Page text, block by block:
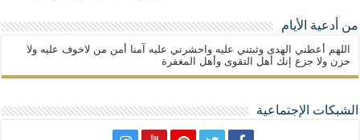
من أدعية الأيام
اللهم أعطني الهدى وثبتني عليه واحشرني عليه آمنا أمن من لاخوف عليه ولا
حزن ولا جزع إنك أهل التقوى وأهل المغفرة
الشبكات الإجتماعية